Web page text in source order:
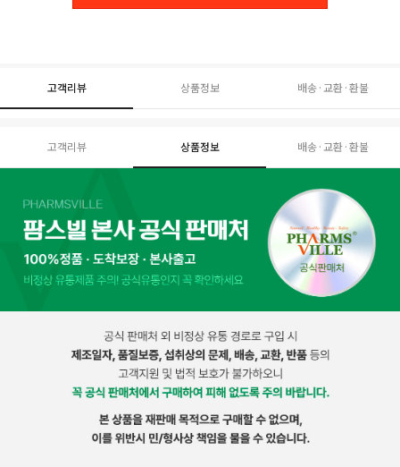
고객리뷰 상품정보 배송·교환·환불
고객리뷰 상품정보 배송·교환·환불